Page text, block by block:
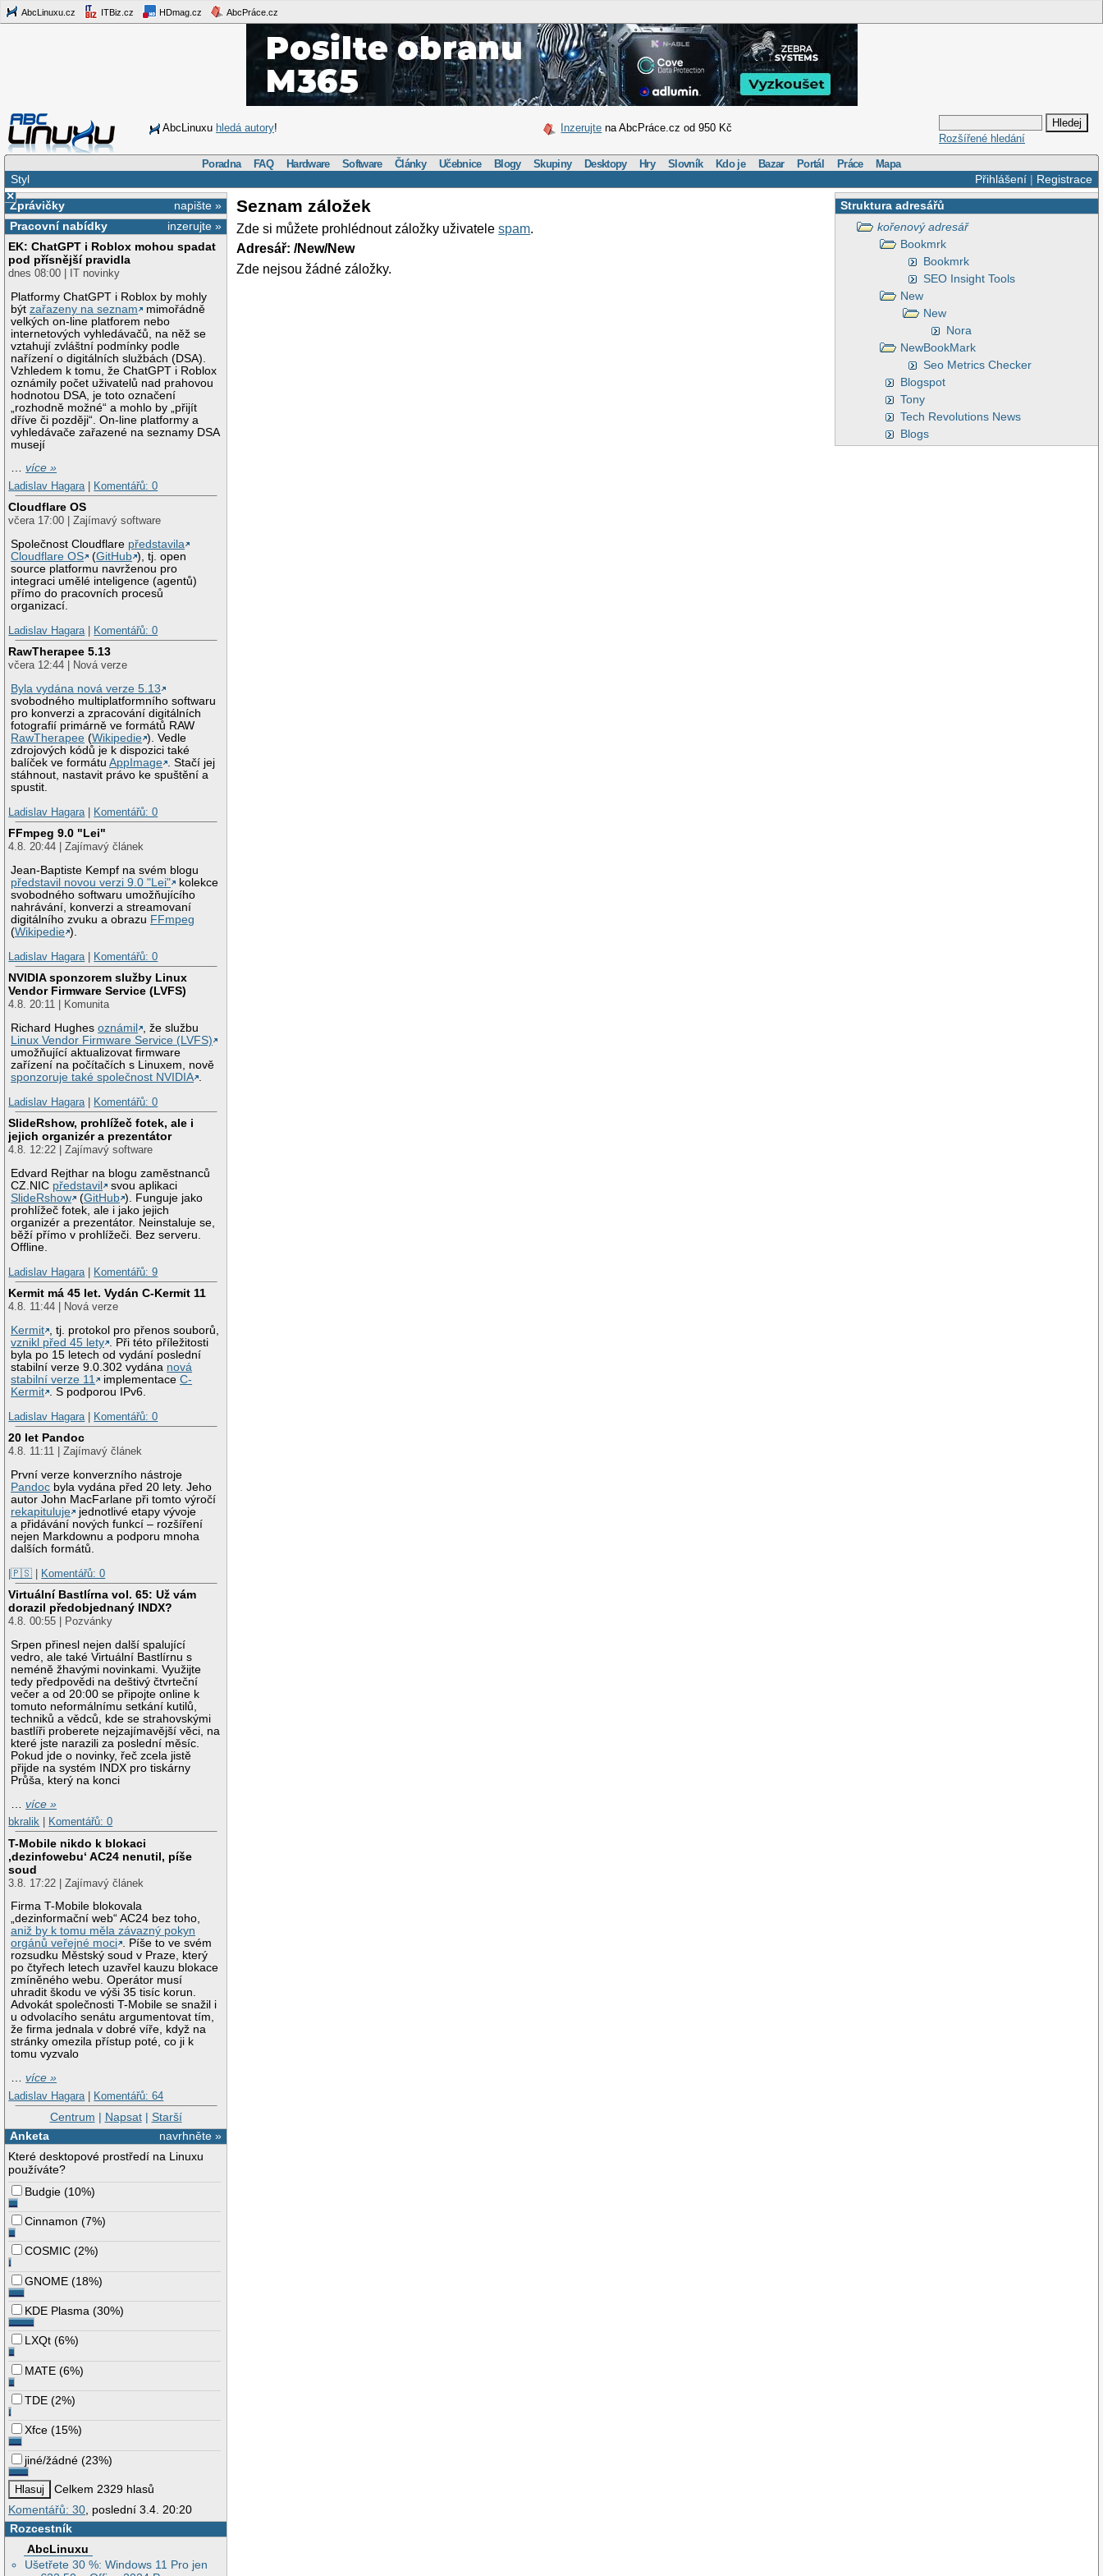
AbcLinuxu.cz ITBiz.cz HDmag.cz AbcPráce.cz
AbcLinuxu hledá autory! Inzerujte na AbcPráce.cz od 950 Kč
Rozšířené hledání
Poradna FAQ Hardware Software Články Učebnice Blogy Skupiny Desktopy Hry Slovník Kdo je Bazar Portál Práce Mapa
Přihlášení| Registrace
Styl
×
napište »
Zprávičky
inzerujte »
Pracovní nabídky
EK: ChatGPT i Roblox mohou spadat
pod přísnější pravidla
dnes 08:00 | IT novinky
Platformy ChatGPT i Roblox by mohly
býtzařazeny na seznam
mimořádně
velkých on-line platforem nebo
internetových vyhledávačů, na něž se
vztahují zvláštní podmínky podle
nařízení o digitálních službách (DSA).
Vzhledem k tomu, že ChatGPT i Roblox
oznámily počet uživatelů nad prahovou
hodnotou DSA, je toto označení
„rozhodně možné“ a mohlo by „přijít
dříve či později“. On-line platformy a
vyhledávače zařazené na seznamy DSA
musejí
…více »
Ladislav Hagara
Komentářů: 0
Cloudflare OS
včera 17:00 | Zajímavý software
Společnost Cloudflare představila
Cloudflare OS
(GitHub ), tj. open
source platformu navrženou pro
integraci umělé inteligence (agentů)
přímo do pracovních procesů
organizací.
Ladislav Hagara
Komentářů: 0
RawTherapee 5.13
včera 12:44 | Nová verze
Byla vydána nová verze 5.13
svobodného multiplatformního softwaru
pro konverzi a zpracování digitálních
fotografií primárně ve formátů RAW
RawTherapee (Wikipedie ). Vedle
zdrojových kódů je k dispozici také
balíček ve formátuAppImage . Stačí jej
stáhnout, nastavit právo ke spuštění a
spustit.
Ladislav Hagara
Komentářů: 0
FFmpeg 9.0 "Lei"
4.8. 20:44 | Zajímavý článek
Jean-Baptiste Kempf na svém blogu
představil novou verzi 9.0 "Lei"
kolekce
svobodného softwaru umožňujícího
nahrávání, konverzi a streamovaní
digitálního zvuku a obrazu FFmpeg
(Wikipedie ).
Ladislav Hagara
Komentářů: 0
NVIDIA sponzorem služby Linux
Vendor Firmware Service (LVFS)
4.8. 20:11 | Komunita
Richard Hughesoznámil
, že službu
Linux Vendor Firmware Service (LVFS)
umožňující aktualizovat firmware
zařízení na počítačích s Linuxem, nově
sponzoruje také společnost NVIDIA .
Ladislav Hagara | Komentářů: 0
SlideRshow, prohlížeč fotek, ale i
jejich organizér a prezentátor
4.8. 12:22 | Zajímavý software
Edvard Rejthar na blogu zaměstnanců
CZ.NIC představil
svou aplikaci
SlideRshow
(GitHub ). Funguje jako
prohlížeč fotek, ale i jako jejich
organizér a prezentátor. Neinstaluje se,
běží přímo v prohlížeči. Bez serveru.
Offline.
Ladislav Hagara | Komentářů: 9
Kermit má 45 let. Vydán C-Kermit 11
4.8. 11:44 | Nová verze
Kermit , tj. protokol pro přenos souborů,
vznikl před 45 lety . Při této příležitosti
byla po 15 letech od vydání poslední
stabilní verze 9.0.302 vydána nová
stabilní verze 11
implementaceC-
Kermit . S podporou IPv6.
Ladislav Hagara | Komentářů: 0
20 let Pandoc
4.8. 11:11 | Zajímavý článek
První verze konverzního nástroje
Pandoc byla vydána před 20 lety. Jeho
autor John MacFarlane při tomto výročí
rekapituluje
jednotlivé etapy vývoje
a přidávání nových funkcí – rozšíření
nejen Markdownu a podporu mnoha
dalších formátů.
|🇵🇸 | Komentářů: 0
Virtuální Bastlírna vol. 65: Už vám
dorazil předobjednaný INDX?
4.8. 00:55 | Pozvánky
Srpen přinesl nejen další spalující
vedro, ale také Virtuální Bastlírnu s
neméně žhavými novinkami. Využijte
tedy předpovědi na deštivý čtvrteční
večer a od 20:00 se připojte online k
tomuto neformálnímu setkání kutilů,
techniků a vědců, kde se strahovskými
bastlíři proberete nejzajímavější věci, na
které jste narazili za poslední měsíc.
Pokud jde o novinky, řeč zcela jistě
přijde na systém INDX pro tiskárny
Průša, který na konci
…více »
bkralik
Komentářů: 0
T-Mobile nikdo k blokaci
‚dezinfowebu‘ AC24 nenutil, píše
soud
3.8. 17:22 | Zajímavý článek
Firma T-Mobile blokovala
„dezinformační web“ AC24 bez toho,
aniž by k tomu měla závazný pokyn
orgánů veřejné moci . Píše to ve svém
rozsudku Městský soud v Praze, který
po čtyřech letech uzavřel kauzu blokace
zmíněného webu. Operátor musí
uhradit škodu ve výši 35 tisíc korun.
Advokát společnosti T-Mobile se snažil i
u odvolacího senátu argumentovat tím,
že firma jednala v dobré víře, když na
stránky omezila přístup poté, co ji k
tomu vyzvalo
…více »
Ladislav Hagara | Komentářů: 64
Centrum | Napsat| Starší
navrhněte »
Anketa
Které desktopové prostředí na Linuxu
používáte?
Budgie (10%)
Cinnamon (7%)
COSMIC (2%)
GNOME (18%)
KDE Plasma (30%)
LXQt (6%)
MATE (6%)
TDE (2%)
Xfce (15%)
jiné/žádné (23%)
Celkem 2329 hlasů
Komentářů: 30, poslední 3.4. 20:20
Rozcestník
AbcLinuxu
Ušetřete 30 %: Windows 11 Pro jen
Struktura adresářů
kořenový adresář
Bookmrk
Bookmrk
SEO Insight Tools
New
New
Nora
NewBookMark
Seo Metrics Checker
Blogspot
Tony
Tech Revolutions News
Blogs
Seznam záložek
Zde si můžete prohlédnout záložky uživatelespam.
Adresář: /New/New
Zde nejsou žádné záložky.